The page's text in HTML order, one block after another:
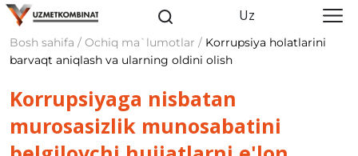
Uz
Bosh sahifa / Ochiq ma`lumotlar / Korrupsiya holatlarini
barvaqt aniqlash va ularning oldini olish
Korrupsiyaga nisbatan
murosasizlik munosabatini